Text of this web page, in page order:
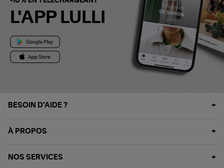
L'APP LULLI
BESOIN D'AIDE ?
À PROPOS
NOS SERVICES